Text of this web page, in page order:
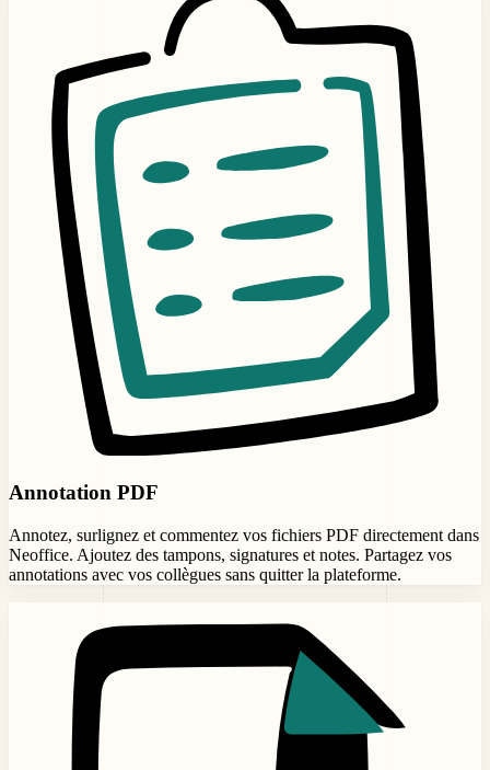
Annotation PDF
Annotez, surlignez et commentez vos fichiers PDF directement dans
Neoffice. Ajoutez des tampons, signatures et notes. Partagez vos
annotations avec vos collègues sans quitter la plateforme.